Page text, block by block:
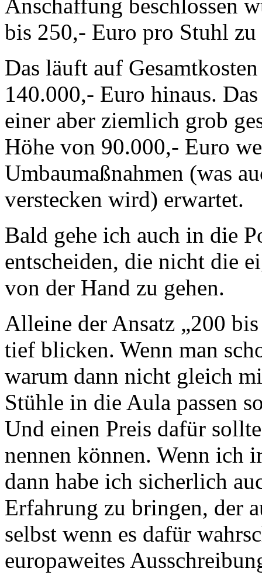
Anschaffung beschlossen
bis 250,- Euro pro Stuhl zu
Das läuft auf
140.000,- Euro hinaus.
einer aber ziemlich grob
Höhe von 90.000,- Euro
Umbaumaßnahmen (was
verstecken wird) erwartet.
Bald gehe ich auch in die
entscheiden, die nicht die
von der Hand zu gehen.
Alleine der Ansatz „200
tief blicken. Wenn man
warum dann nicht gleich
Stühle in die Aula passen
Und einen Preis dafür
nennen können. Wenn ich
dann habe ich sicherlich
Erfahrung zu bringen, der
selbst wenn es dafür
europaweites